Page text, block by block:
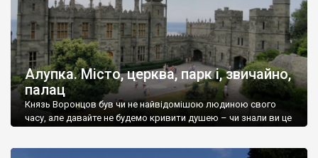
Алупка. Місто, церква, парк і, звичайно,
палац
Князь Воронцов був чи не найвідомішою людиною свого
часу, але давайте не будемо кривити душею – чи знали ви це